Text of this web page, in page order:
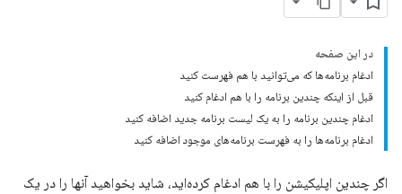
در این صفحه
ادغام برنامه‌ها که می‌توانید با هم فهرست کنید
قبل از اینکه چندین برنامه را با هم ادغام کنید
ادغام چندین برنامه را به یک لیست برنامه جدید اضافه کنید
ادغام برنامه‌ها را به فهرست برنامه‌های موجود اضافه کنید
اگر چندین اپلیکیشن را با هم ادغام کرده‌اید، شاید بخواهید آنها را در یک